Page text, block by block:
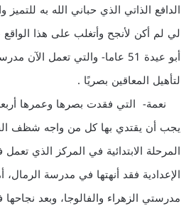
الدافع الذاتي الذي حباني الله به للتميز
لي لم أكن لأنجح وأتغلب على هذا الواقع
أبو عيدة 51 عاما- والتي تعمل
لتأهيل المعاقين بصريًا .
نعمة- التي فقدت بصرها وعمرها
يجب أن يقتدي بها كل من واجه شظف
المرحلة الابتدائية في المركز الذي تعمل
الإعدادية فقد أنهتها في مدرسة الرمال،
مدرستي الزهراء والفالوجا، وبعد نجاحها